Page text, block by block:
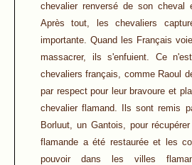
chevalier renversé de son cheval
Après tout, les chevaliers
importante. Quand les Français
massacrer, ils s'enfuient. Ce
chevaliers français, comme Raoul
par respect pour leur bravoure et
chevalier flamand. Ils sont remis
Borluut, un Gantois, pour
flamande a été restaurée et les
pouvoir dans les villes